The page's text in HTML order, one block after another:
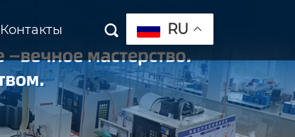
Контакты  RU